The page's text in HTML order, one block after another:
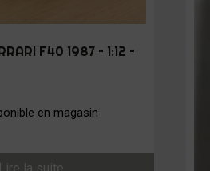
F40 1987 – 1:12 –
en magasin